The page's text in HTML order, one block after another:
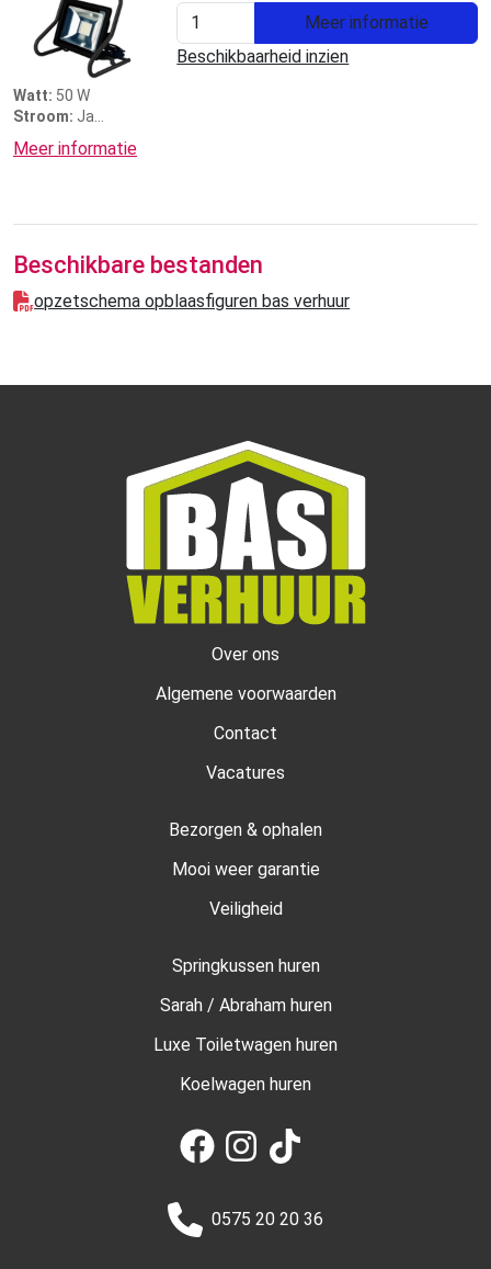
Meer informatie
Beschikbaarheid inzien
Watt: 50 W
Stroom: Ja
3 dagen €6,50
Meer informatie
Beschikbare bestanden
opzetschema opblaasfiguren bas verhuur
Over ons
Algemene voorwaarden
Contact
Vacatures
Bezorgen & ophalen
Mooi weer garantie
Veiligheid
Springkussen huren
Sarah / Abraham huren
Luxe Toiletwagen huren
Koelwagen huren
0575 20 20 36